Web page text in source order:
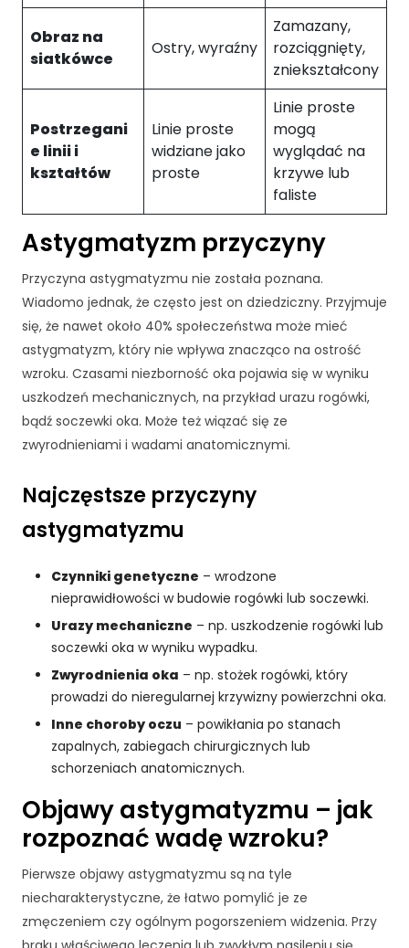
Obraz na
siatkówce
Ostry, wyraźny
Zamazany,
rozciągnięty,
zniekształcony
Postrzegani
e linii i
kształtów
Linie proste
widziane jako
proste
Linie proste
mogą
wyglądać na
krzywe lub
faliste
Astygmatyzm przyczyny
Przyczyna astygmatyzmu nie została poznana.
Wiadomo jednak, że często jest on dziedziczny. Przyjmuje
się, że nawet około 40% społeczeństwa może mieć
astygmatyzm, który nie wpływa znacząco na ostrość
wzroku. Czasami niezborność oka pojawia się w wyniku
uszkodzeń mechanicznych, na przykład urazu rogówki,
bądź soczewki oka. Może też wiązać się ze
zwyrodnieniami i wadami anatomicznymi.
Najczęstsze przyczyny
astygmatyzmu
Czynniki genetyczne – wrodzone
nieprawidłowości w budowie rogówki lub soczewki.
Urazy mechaniczne – np. uszkodzenie rogówki lub
soczewki oka w wyniku wypadku.
Zwyrodnienia oka – np. stożek rogówki, który
prowadzi do nieregularnej krzywizny powierzchni oka.
Inne choroby oczu – powikłania po stanach
zapalnych, zabiegach chirurgicznych lub
schorzeniach anatomicznych.
Objawy astygmatyzmu – jak
rozpoznać wadę wzroku?
Pierwsze objawy astygmatyzmu są na tyle
niecharakterystyczne, że łatwo pomylić je ze
zmęczeniem czy ogólnym pogorszeniem widzenia. Przy
o
n
e